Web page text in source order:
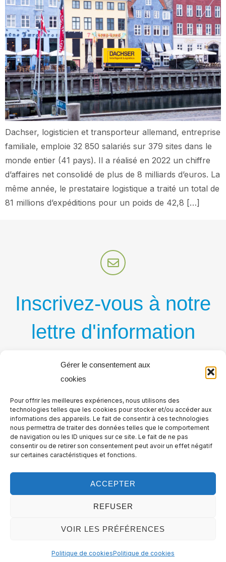
Gérer le consentement aux
cookies
Pour offrir les meilleures expériences, nous utilisons des
technologies telles que les cookies pour stocker et/ou accéder aux
informations des appareils. Le fait de consentir à ces technologies
nous permettra de traiter des données telles que le comportement
de navigation ou les ID uniques sur ce site. Le fait de ne pas
consentir ou de retirer son consentement peut avoir un effet négatif
sur certaines caractéristiques et fonctions.
ACCEPTER
REFUSER
VOIR LES PRÉFÉRENCES
Politique de cookiesPolitique de cookies
Dachser, logisticien et transporteur allemand, entreprise
familiale, emploie 32 850 salariés sur 379 sites dans le
monde entier (41 pays). Il a réalisé en 2022 un chiffre
d’affaires net consolidé de plus de 8 milliards d’euros. La
même année, le prestataire logistique a traité un total de
81 millions d’expéditions pour un poids de 42,8 […]
Inscrivez-vous à notre
lettre d'information
par courriel
par courriel
reserved. Logistique Urbaine est édité par la société Tema Media